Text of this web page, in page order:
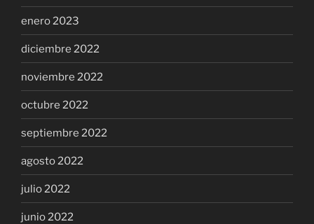
enero 2023
diciembre 2022
noviembre 2022
octubre 2022
septiembre 2022
agosto 2022
julio 2022
junio 2022